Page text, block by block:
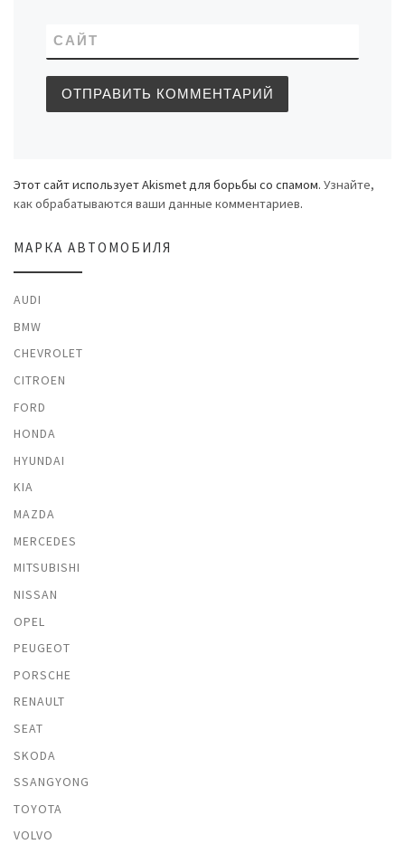
САЙТ
Этот сайт использует Akismet для борьбы со спамом. Узнайте,
как обрабатываются ваши данные комментариев.
МАРКА АВТОМОБИЛЯ
AUDI
BMW
CHEVROLET
CITROEN
FORD
HONDA
HYUNDAI
KIA
MAZDA
MERCEDES
MITSUBISHI
NISSAN
OPEL
PEUGEOT
PORSCHE
RENAULT
SEAT
SKODA
SSANGYONG
TOYOTA
VOLVO